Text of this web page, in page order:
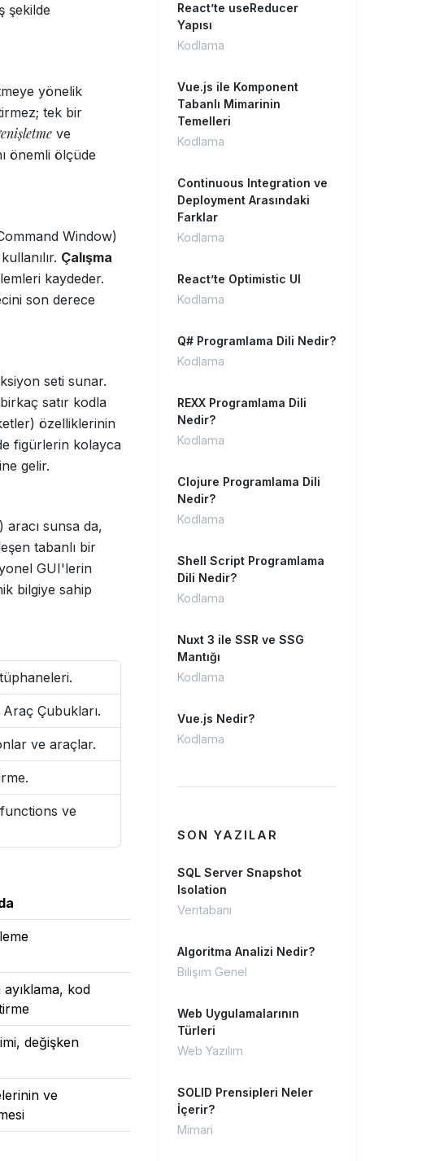
şekilde
yönelik
tek bir
ve
önemli ölçüde
Window)
Çalışma
kaydeder.
son derece
seti sunar.
satır kodla
özelliklerinin
figürlerin kolayca
gelir.
sunsa da,
tabanlı bir
GUI'lerin
bilgiye sahip
Çubukları.
ve araçlar.
ve
kod
değişken
ve
React’te useReducer
Yapısı
Kodlama
Vue.js ile Komponent
Tabanlı Mimarinin
Temelleri
Kodlama
Continuous Integration ve
Deployment Arasındaki
Farklar
Kodlama
React’te Optimistic UI
Kodlama
Q# Programlama Dili Nedir?
Kodlama
REXX Programlama Dili
Nedir?
Kodlama
Clojure Programlama Dili
Nedir?
Kodlama
Shell Script Programlama
Dili Nedir?
Kodlama
Nuxt 3 ile SSR ve SSG
Mantığı
Kodlama
Vue.js Nedir?
Kodlama
SON YAZILAR
SQL Server Snapshot
Isolation
Veritabanı
Algoritma Analizi Nedir?
Bilişim Genel
Web Uygulamalarının
Türleri
Web Yazılım
SOLID Prensipleri Neler
İçerir?
Mimari